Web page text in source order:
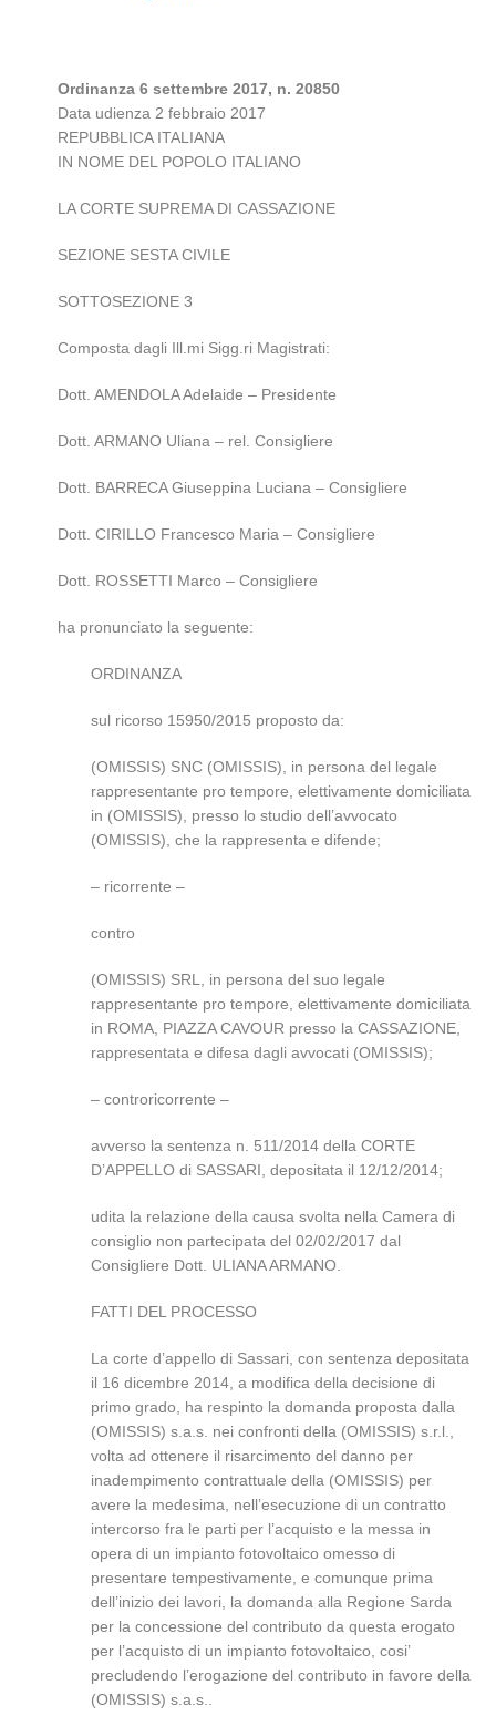
Ordinanza 6 settembre 2017, n. 20850
Data udienza 2 febbraio 2017
REPUBBLICA ITALIANA
IN NOME DEL POPOLO ITALIANO
LA CORTE SUPREMA DI CASSAZIONE
SEZIONE SESTA CIVILE
SOTTOSEZIONE 3
Composta dagli Ill.mi Sigg.ri Magistrati:
Dott. AMENDOLA Adelaide – Presidente
Dott. ARMANO Uliana – rel. Consigliere
Dott. BARRECA Giuseppina Luciana – Consigliere
Dott. CIRILLO Francesco Maria – Consigliere
Dott. ROSSETTI Marco – Consigliere
ha pronunciato la seguente:
ORDINANZA
sul ricorso 15950/2015 proposto da:
(OMISSIS) SNC (OMISSIS), in persona del legale
rappresentante pro tempore, elettivamente domiciliata
in (OMISSIS), presso lo studio dell’avvocato
(OMISSIS), che la rappresenta e difende;
– ricorrente –
contro
(OMISSIS) SRL, in persona del suo legale
rappresentante pro tempore, elettivamente domiciliata
in ROMA, PIAZZA CAVOUR presso la CASSAZIONE,
rappresentata e difesa dagli avvocati (OMISSIS);
– controricorrente –
avverso la sentenza n. 511/2014 della CORTE
D’APPELLO di SASSARI, depositata il 12/12/2014;
udita la relazione della causa svolta nella Camera di
consiglio non partecipata del 02/02/2017 dal
Consigliere Dott. ULIANA ARMANO.
FATTI DEL PROCESSO
La corte d’appello di Sassari, con sentenza depositata
il 16 dicembre 2014, a modifica della decisione di
primo grado, ha respinto la domanda proposta dalla
(OMISSIS) s.a.s. nei confronti della (OMISSIS) s.r.l.,
volta ad ottenere il risarcimento del danno per
inadempimento contrattuale della (OMISSIS) per
avere la medesima, nell’esecuzione di un contratto
intercorso fra le parti per l’acquisto e la messa in
opera di un impianto fotovoltaico omesso di
presentare tempestivamente, e comunque prima
dell’inizio dei lavori, la domanda alla Regione Sarda
per la concessione del contributo da questa erogato
per l’acquisto di un impianto fotovoltaico, cosi’
precludendo l’erogazione del contributo in favore della
(OMISSIS) s.a.s..